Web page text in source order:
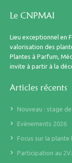
Le CNPMAI
Lieu exceptionnel en
valorisation des
Plantes à Parfum,
invite à partir à la
Articles récents
Nouveau : stage
Evènements 2026
Focus sur la
Participation au